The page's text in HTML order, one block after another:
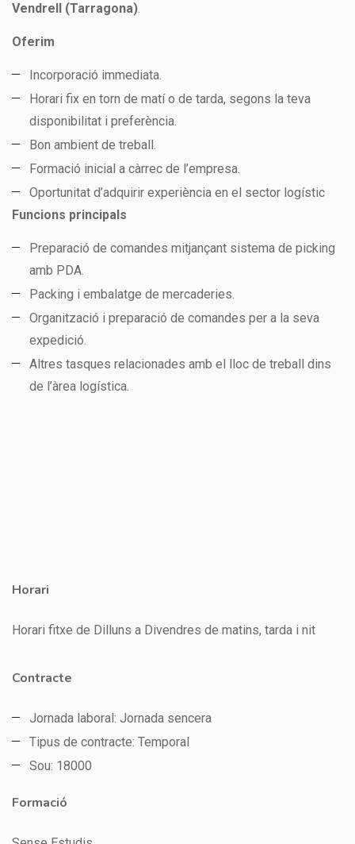
Vendrell (Tarragona).
Oferim
Incorporació immediata.
Horari fix en torn de matí o de tarda, segons la teva
disponibilitat i preferència.
Bon ambient de treball.
Formació inicial a càrrec de l’empresa.
Oportunitat d’adquirir experiència en el sector logístic
Funcions principals
Preparació de comandes mitjançant sistema de picking
amb PDA.
Packing i embalatge de mercaderies.
Organització i preparació de comandes per a la seva
expedició.
Altres tasques relacionades amb el lloc de treball dins
de l’àrea logística.
Horari
Horari fitxe de Dilluns a Divendres de matins, tarda i nit
Contracte
Jornada laboral: Jornada sencera
Tipus de contracte: Temporal
Sou: 18000
Formació